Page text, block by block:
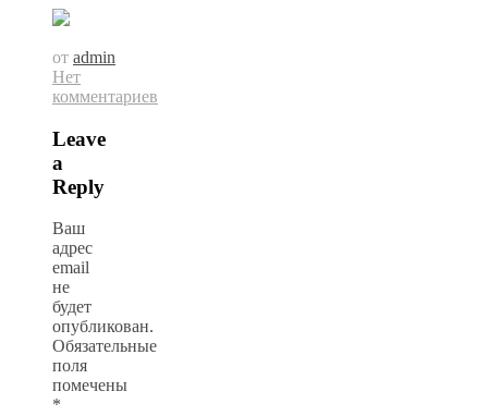
от admin
Нет
комментариев
Leave
a
Reply
Ваш
адрес
email
не
будет
опубликован.
Обязательные
поля
помечены
*